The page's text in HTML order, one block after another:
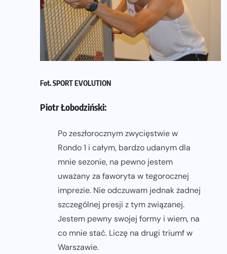
Fot. SPORT EVOLUTION
Piotr Łobodziński:
Po zeszłorocznym zwycięstwie w
Rondo 1 i całym, bardzo udanym dla
mnie sezonie, na pewno jestem
uważany za faworyta w tegorocznej
imprezie. Nie odczuwam jednak żadnej
szczególnej presji z tym związanej.
Jestem pewny swojej formy i wiem, na
co mnie stać. Liczę na drugi triumf w
Warszawie.